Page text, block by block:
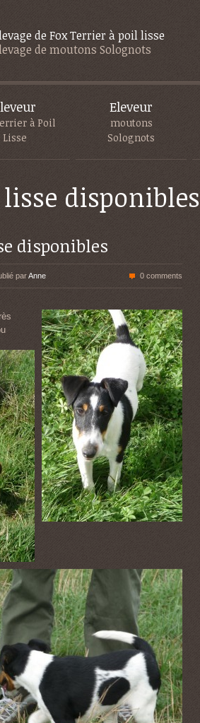
de Fox Terrier à poil lisse
de moutons Solognots
à Poil
Lisse
Eleveur
moutons
Solognots
disponibles
disponibles
parAnne 0 comments